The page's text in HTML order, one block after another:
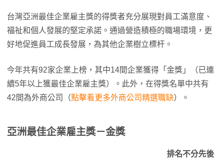
台灣亞洲最佳企業雇主獎的得獎者充分展現對員工滿意度、
福祉和個人發展的堅定承諾。通過營造積極的職場環境，更
好地促進員工成長發展，為其他企業樹立標杆。
今年共有92家企業上榜，其中14間企業獲得「金獎」（已連
續5年以上獲最佳企業雇主獎）。此外，在得獎名單中共有
42間為外商公司（點擊看更多外商公司精選職缺）。
亞洲最佳企業雇主獎－金獎
排名不分先後